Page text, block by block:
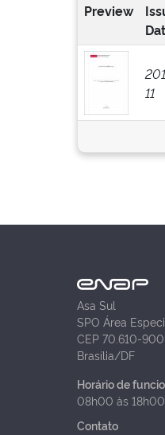
Preview
11
Asa Sul
SPO Área
CEP 70.610-900
Brasília/DF
Horário de
08h00 às 18h00
Contato